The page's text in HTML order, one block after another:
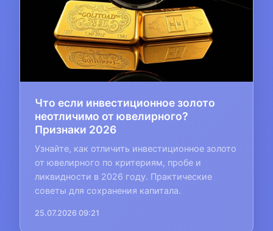
Что если инвестиционное золото
неотличимо от ювелирного?
Признаки 2026
Узнайте, как отличить инвестиционное золото
от ювелирного по критериям, пробе и
ликвидности в 2026 году. Практические
советы для сохранения капитала.
25.07.2026 09:21